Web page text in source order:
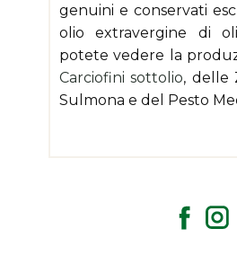
genuini e conservati
olio extravergine di
potete vedere la
Carciofini sottolio, delle
Sulmona e del Pesto